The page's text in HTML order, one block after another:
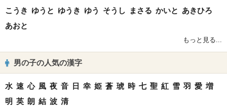
こうき ゆうと ゆうき ゆう そうし まさる かいと あきひろ
あおと
もっと見る...
男の子の人気の漢字
水 速 心 風 夜 音 日 幸 姫 蒼 琥 時 七 聖 紅 雪 羽 愛 増
明 英 朗 結 波 清